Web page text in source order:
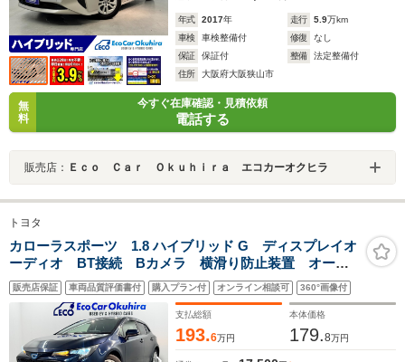
年式 2017年 走行 5.9万km
車検
車検整備付 修復
なし
保証
保証付 整備
法定整備付
住所
大阪府大阪狭山市
無
料
今すぐ在庫確認・見積依頼
電話する
販売店： Ｅｃｏ Ｃａｒ Ｏｋｕｈｉｒａ エコカーオクヒラ
トヨタ
カローラスポーツ 1.8 ハイブリッド G ディスプレイオ
ーディオ BT接続 Bカメラ 横滑り防止装置 オート
マチックハイビーム ETC クルコン レーンキープア
シスト クリアランスソナー スペアキー ブラインド
スポットモニター
販売店保証 車両品質評価書付 購入プラン付 オンライン相談可 360°画像付
支払総額
193.6万円
本体価格
179.8万円